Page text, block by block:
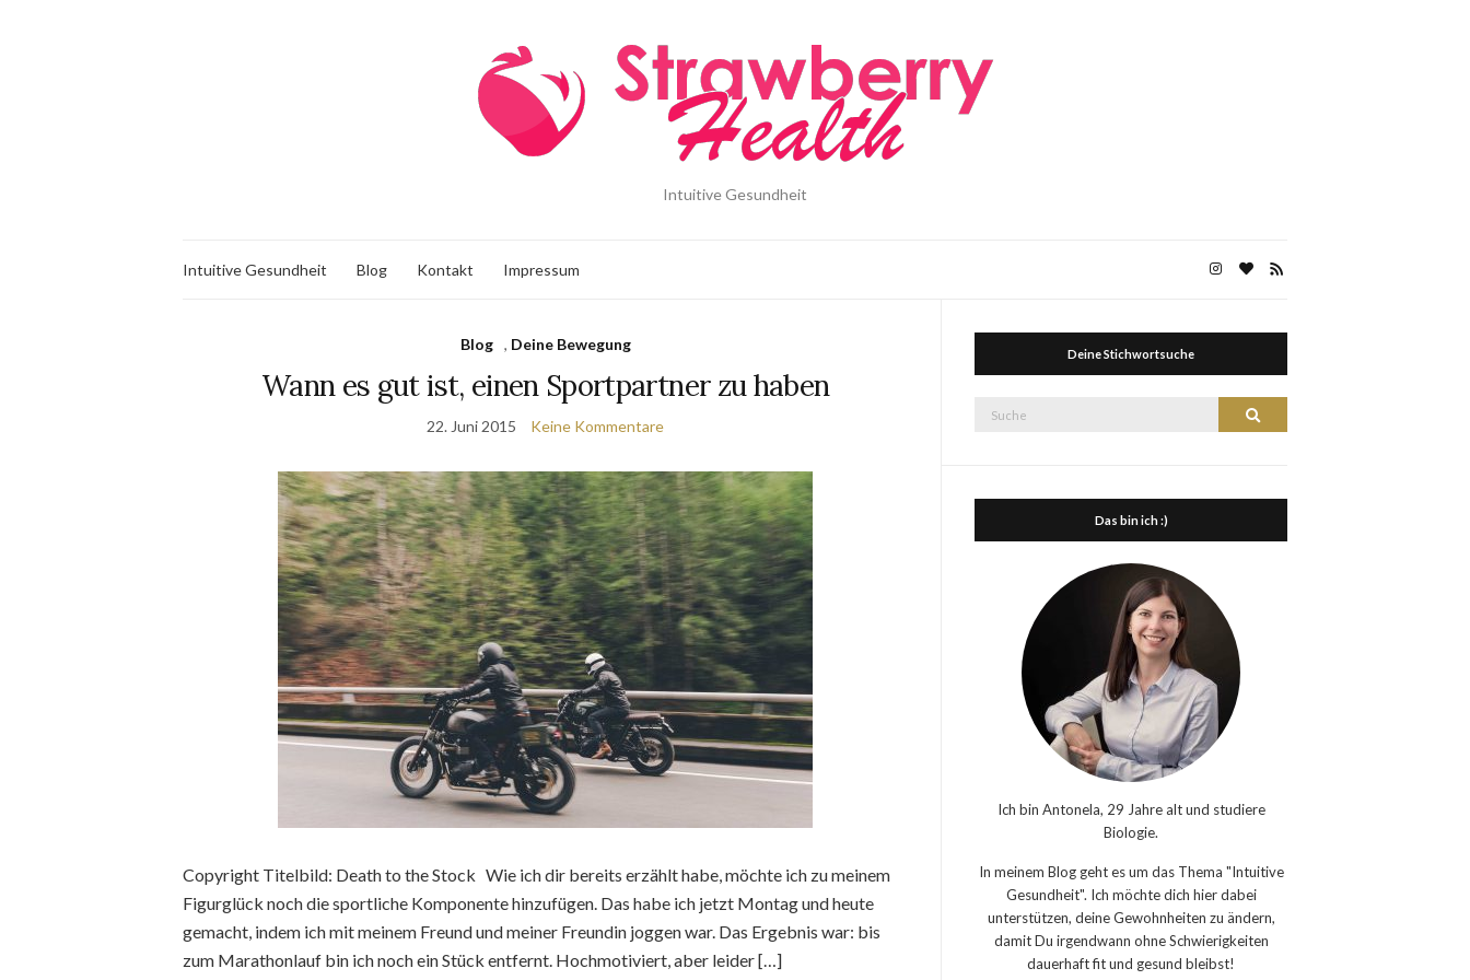
Intuitive Gesundheit
Intuitive Gesundheit Blog Kontakt Impressum
Blog , Deine Bewegung
Wann es gut ist, einen Sportpartner zu haben
22. Juni 2015 Keine Kommentare
Copyright Titelbild: Death to the Stock Wie ich dir bereits erzählt habe, möchte ich zu meinem
Figurglück noch die sportliche Komponente hinzufügen. Das habe ich jetzt Montag und heute
gemacht, indem ich mit meinem Freund und meiner Freundin joggen war. Das Ergebnis war: bis
zum Marathonlauf bin ich noch ein Stück entfernt. Hochmotiviert, aber leider […]
Deine Stichwortsuche
Suche
Das bin ich :)
Ich bin Antonela, 29 Jahre alt und studiere
Biologie.
In meinem Blog geht es um das Thema "Intuitive
Gesundheit". Ich möchte dich hier dabei
unterstützen, deine Gewohnheiten zu ändern,
damit Du irgendwann ohne Schwierigkeiten
dauerhaft fit und gesund bleibst!